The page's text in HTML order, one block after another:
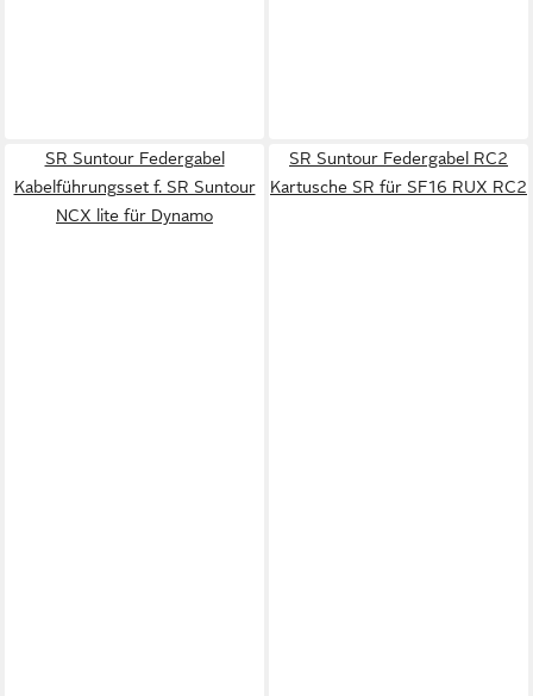
SR Suntour Federgabel
Kabelführungsset f. SR Suntour
NCX lite für Dynamo
SR Suntour Federgabel RC2
Kartusche SR für SF16 RUX RC2